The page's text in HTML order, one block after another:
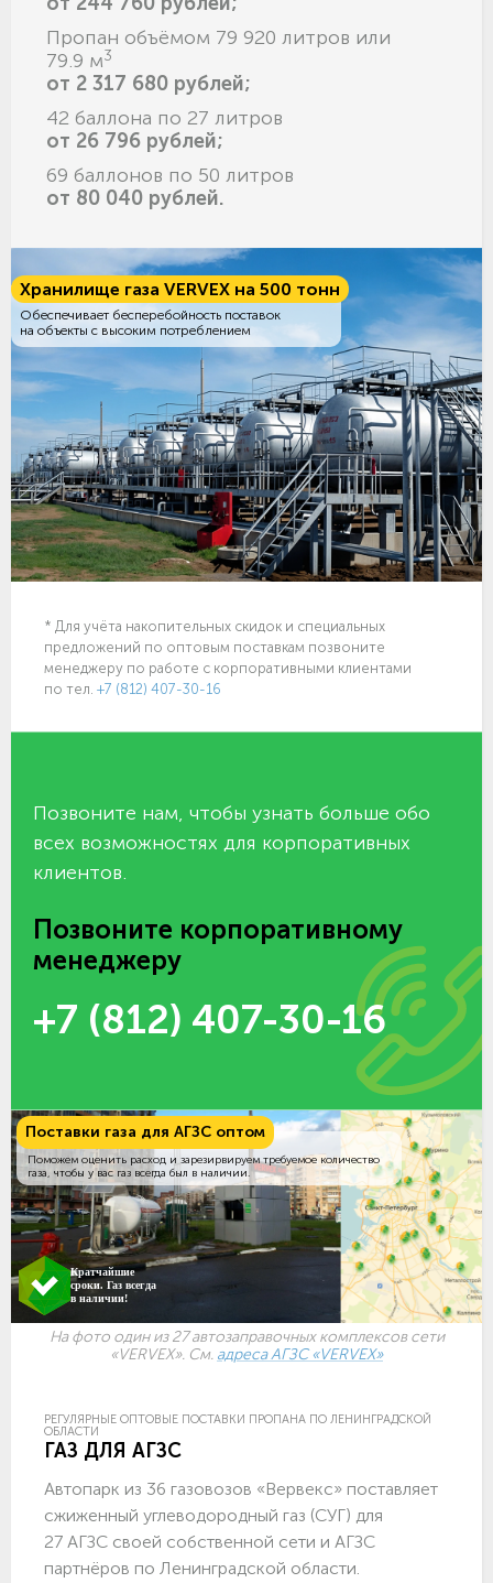
Пропан объёмом 79 920 литров или
79.9 м3
от 2 317 680 рублей;
42 баллона по 27 литров
от 26 796 рублей;
69 баллонов по 50 литров
от 80 040 рублей.
Хранилище газа VERVEX на 500 тонн
Обеспечивает бесперебойность поставок
на объекты с высоким потреблением
* Для учёта накопительных скидок и специальных
предложений по оптовым поставкам позвоните
менеджеру по работе с корпоративными клиентами
по тел. +7 (812) 407-30-16
Позвоните нам, чтобы узнать больше обо
всех возможностях для корпоративных
клиентов.
Позвоните корпоративному
менеджеру
+7 (812) 407-30-16
Поставки газа для АГЗС оптом
Поможем оценить расход и зарезирвируем требуемое количество
газа, чтобы у вас газ всегда был в наличии.
Кратчайшие
сроки. Газ всегда
в наличии!
На фото один из 27 автозаправочных комплексов сети
«VERVEX». См. адреса АГЗС «VERVEX»
РЕГУЛЯРНЫЕ ОПТОВЫЕ ПОСТАВКИ ПРОПАНА ПО ЛЕНИНГРАДСКОЙ
ОБЛАСТИ
ГАЗ ДЛЯ АГЗС
Автопарк из 36 газовозов «Вервекс» поставляет
сжиженный углеводородный газ (СУГ) для
27 АГЗС своей собственной сети и АГЗС
партнёров по Ленинградской области.